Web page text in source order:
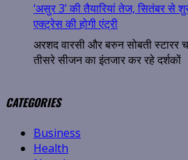
‘असुर 3’ की तैयारियां तेज, सितंबर से
एक्ट्रेस की होगी एंट्री
अरशद वारसी और बरुन सोबती स्टारर
तीसरे सीजन का इंतजार कर रहे दर्शकों
CATEGORIES
Business
Health